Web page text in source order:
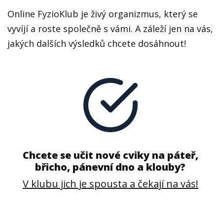
Online FyzioKlub je živý organizmus, který se
vyvíjí a roste společně s vámi. A záleží jen na vás,
jakých dalších výsledků chcete dosáhnout!
Chcete se učit nové cviky na páteř,
břicho, pánevní dno a klouby?
V klubu jich je spousta a čekají na vás!